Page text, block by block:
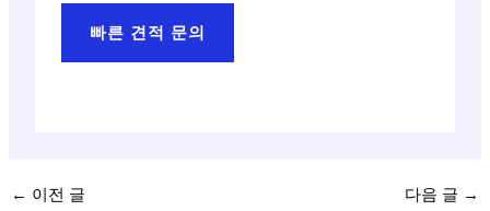
빠른 견적 문의
← 이전 글 다음 글 →